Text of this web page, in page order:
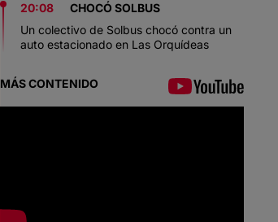
20:08
CHOCÓ SOLBUS
Un colectivo de Solbus chocó contra un
auto estacionado en Las Orquídeas
MÁS CONTENIDO